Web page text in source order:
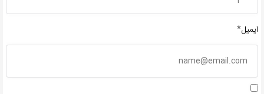
ایمیل*